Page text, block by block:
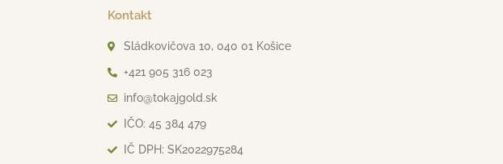
Kontakt
Sládkovičova 10, 040 01 Košice
+421 905 316 023
info@tokajgold.sk
IČO: 45 384 479
IČ DPH: SK2022975284